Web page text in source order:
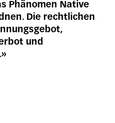
Phänomen Native
Die rechtlichen
und